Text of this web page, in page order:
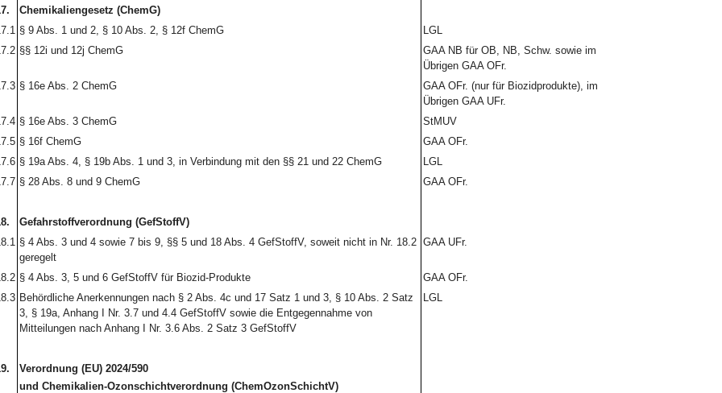
Chemikaliengesetz (ChemG)
§ 9 Abs. 1 und 2, § 10 Abs. 2, § 12f ChemG
LGL
§§ 12i und 12j ChemG
GAA NB für OB, NB, Schw. sowie im
Übrigen GAA OFr.
§ 16e Abs. 2 ChemG
GAA OFr. (nur für Biozidprodukte), im
Übrigen GAA UFr.
§ 16e Abs. 3 ChemG
StMUV
§ 16f ChemG
GAA OFr.
§ 19a Abs. 4, § 19b Abs. 1 und 3, in Verbindung mit den §§ 21 und 22 ChemG
LGL
§ 28 Abs. 8 und 9 ChemG GAA OFr.
Gefahrstoffverordnung (GefStoffV)
§ 4 Abs. 3 und 4 sowie 7 bis 9, §§ 5 und 18 Abs. 4 GefStoffV, soweit nicht in Nr. 18.2
geregelt
GAA UFr.
§ 4 Abs. 3, 5 und 6 GefStoffV für Biozid-Produkte
GAA OFr.
Behördliche Anerkennungen nach § 2 Abs. 4c und 17 Satz 1 und 3, § 10 Abs. 2 Satz
3, § 19a, Anhang I Nr. 3.7 und 4.4 GefStoffV sowie die Entgegennahme von
Mitteilungen nach Anhang I Nr. 3.6 Abs. 2 Satz 3 GefStoffV
LGL
Verordnung (EU) 2024/590
und Chemikalien-Ozonschichtverordnung (ChemOzonSchichtV)